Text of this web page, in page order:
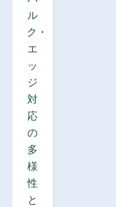
ル
ク・
エ
ッ
ジ
対
応
の
多
様
性
と